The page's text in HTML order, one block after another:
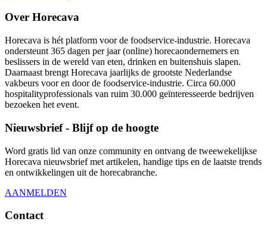
Over Horecava
Horecava is hét platform voor de foodservice-industrie. Horecava
ondersteunt 365 dagen per jaar (online) horecaondernemers en
beslissers in de wereld van eten, drinken en buitenshuis slapen.
Daarnaast brengt Horecava jaarlijks de grootste Nederlandse
vakbeurs voor en door de foodservice-industrie. Circa 60.000
hospitalityprofessionals van ruim 30.000 geïnteresseerde bedrijven
bezoeken het event.
Nieuwsbrief - Blijf op de hoogte
Word gratis lid van onze community en ontvang de tweewekelijkse
Horecava nieuwsbrief met artikelen, handige tips en de laatste trends
en ontwikkelingen uit de horecabranche.
AANMELDEN
Contact